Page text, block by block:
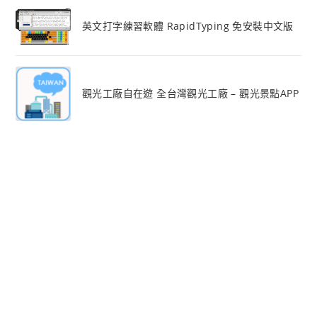
英文打字練習軟體 RapidTyping 免安裝中文版
觀光工廠自在遊 全台灣觀光工廠 – 觀光景點APP